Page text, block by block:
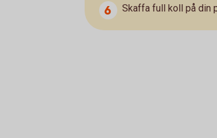
Skaffa full koll på din